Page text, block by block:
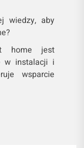
wiedzy, aby
home jest
w instalacji i
wsparcie